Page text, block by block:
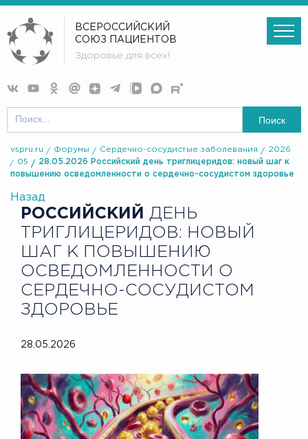
ВСЕРОССИЙСКИЙ
СОЮЗ ПАЦИЕНТОВ
Здоровье для всех!
Поиск
vspru.ru Форумы Сердечно-сосудистые заболевания
2026
05
28.05.2026 Российский день триглицеридов: новый шаг к
повышению осведомленности о сердечно-сосудистом здоровье
Назад
РОССИЙСКИЙ
ДЕНЬ
ТРИГЛИЦЕРИДОВ: НОВЫЙ
ШАГ К ПОВЫШЕНИЮ
ОСВЕДОМЛЕННОСТИ О
СЕРДЕЧНО-СОСУДИСТОМ
ЗДОРОВЬЕ
28.05.2026